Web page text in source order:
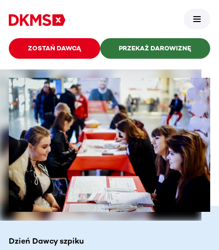
ZOSTAŃ DAWCĄ PRZEKAŻ DAROWIZNĘ
Dzień Dawcy szpiku